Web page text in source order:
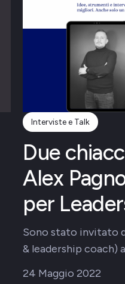
Interviste e Talk
Due
Alex
per
Sono stato invitato
& leadership coach)
24 Maggio 2022